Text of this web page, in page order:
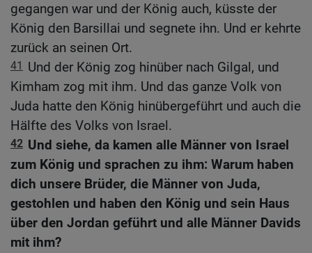
gegangen war und der König auch, küsste der
König den Barsillai und segnete ihn. Und er kehrte
zurück an seinen Ort.
41
Und der König zog hinüber nach Gilgal, und
Kimham zog mit ihm. Und das ganze Volk von
Juda hatte den König hinübergeführt und auch die
Hälfte des Volks von Israel.
42 Und siehe, da kamen alle Männer von Israel
zum König und sprachen zu ihm: Warum haben
dich unsere Brüder, die Männer von Juda,
gestohlen und haben den König und sein Haus
über den Jordan geführt und alle Männer Davids
mit ihm?